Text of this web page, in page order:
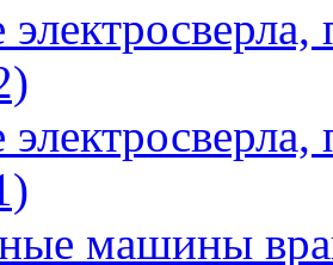
машины